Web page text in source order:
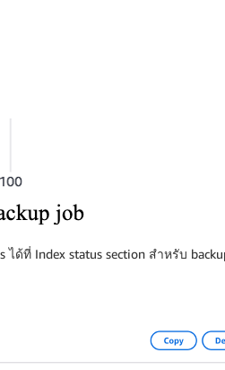
ที่ Index status section สำหรับ